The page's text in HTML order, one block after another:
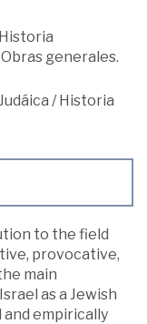
Historia
Obras generales.
/Historia
to the field
provocative,
main
as a Jewish
empirically